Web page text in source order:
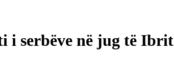
i serbëve në jug të Ibrit